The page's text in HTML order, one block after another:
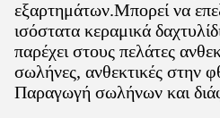
εξαρτημάτων.Μπορεί να
ισόστατα κεραμικά
παρέχει στους πελάτες
σωλήνες, ανθεκτικές στην
Παραγωγή σωλήνων και